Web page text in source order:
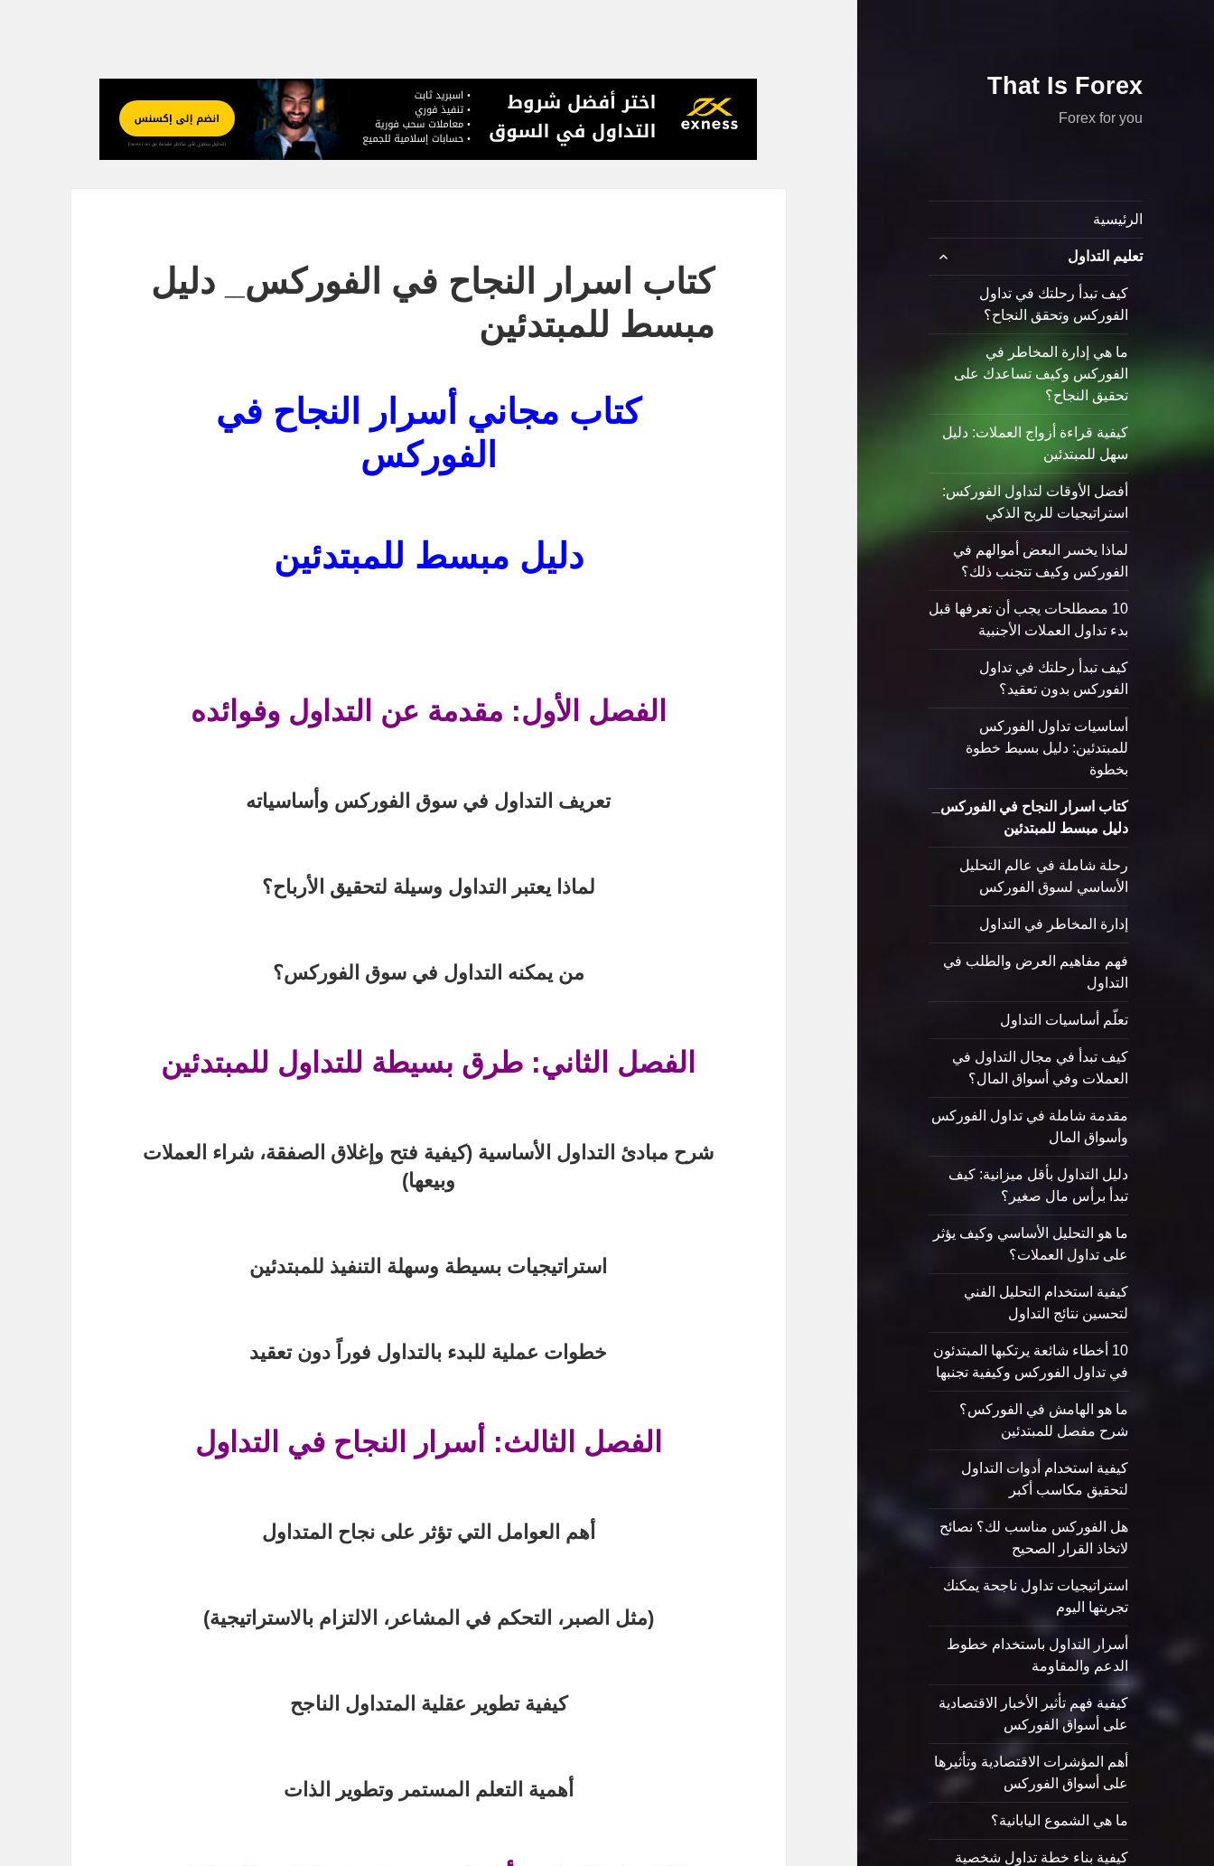
That Is Forex
Forex for you
الرئيسية
تعليم التداول
كيف تبدأ رحلتك في تداول
الفوركس وتحقق النجاح؟
ما هي إدارة المخاطر في
الفوركس وكيف تساعدك على
تحقيق النجاح؟
كيفية قراءة أزواج العملات: دليل
سهل للمبتدئين
أفضل الأوقات لتداول الفوركس:
استراتيجيات للربح الذكي
لماذا يخسر البعض أموالهم في
الفوركس وكيف تتجنب ذلك؟
10 مصطلحات يجب أن تعرفها قبل
بدء تداول العملات الأجنبية
كيف تبدأ رحلتك في تداول
الفوركس بدون تعقيد؟
أساسيات تداول الفوركس
للمبتدئين: دليل بسيط خطوة
بخطوة
كتاب اسرار النجاح في الفوركس_
دليل مبسط للمبتدئين
رحلة شاملة في عالم التحليل
الأساسي لسوق الفوركس
إدارة المخاطر في التداول
فهم مفاهيم العرض والطلب في
التداول
تعلّم أساسيات التداول
كيف تبدأ في مجال التداول في
العملات وفي أسواق المال؟
مقدمة شاملة في تداول الفوركس
وأسواق المال
دليل التداول بأقل ميزانية: كيف
تبدأ برأس مال صغير؟
ما هو التحليل الأساسي وكيف يؤثر
على تداول العملات؟
كيفية استخدام التحليل الفني
لتحسين نتائج التداول
10 أخطاء شائعة يرتكبها المبتدئون
في تداول الفوركس وكيفية تجنبها
ما هو الهامش في الفوركس؟
شرح مفصل للمبتدئين
كيفية استخدام أدوات التداول
لتحقيق مكاسب أكبر
هل الفوركس مناسب لك؟ نصائح
لاتخاذ القرار الصحيح
استراتيجيات تداول ناجحة يمكنك
تجربتها اليوم
أسرار التداول باستخدام خطوط
الدعم والمقاومة
كيفية فهم تأثير الأخبار الاقتصادية
على أسواق الفوركس
أهم المؤشرات الاقتصادية وتأثيرها
على أسواق الفوركس
ما هي الشموع اليابانية؟
كيفية بناء خطة تداول شخصية
كتاب اسرار النجاح في الفوركس_ دليل
مبسط للمبتدئين
كتاب مجاني أسرار النجاح في
الفوركس
دليل مبسط للمبتدئين
الفصل الأول: مقدمة عن التداول وفوائده
تعريف التداول في سوق الفوركس وأساسياته
لماذا يعتبر التداول وسيلة لتحقيق الأرباح؟
من يمكنه التداول في سوق الفوركس؟
الفصل الثاني: طرق بسيطة للتداول للمبتدئين
شرح مبادئ التداول الأساسية (كيفية فتح وإغلاق الصفقة، شراء العملات
وبيعها)
استراتيجيات بسيطة وسهلة التنفيذ للمبتدئين
خطوات عملية للبدء بالتداول فوراً دون تعقيد
الفصل الثالث: أسرار النجاح في التداول
أهم العوامل التي تؤثر على نجاح المتداول
(مثل الصبر، التحكم في المشاعر، الالتزام بالاستراتيجية)
كيفية تطوير عقلية المتداول الناجح
أهمية التعلم المستمر وتطوير الذات